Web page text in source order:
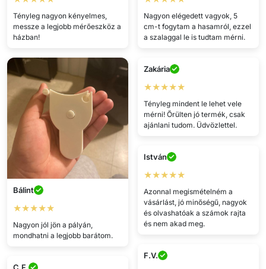
Tényleg nagyon kényelmes,
messze a legjobb mérőeszköz a
házban!
Nagyon elégedett vagyok, 5
cm-t fogytam a hasamról, ezzel
a szalaggal le is tudtam mérni.
Bálint
★★★★★
Nagyon jól jön a pályán,
mondhatni a legjobb barátom.
Zakária
★★★★★
Tényleg mindent le lehet vele
mérni! Őrülten jó termék, csak
ajánlani tudom. Üdvözlettel.
István
★★★★★
Azonnal megismételném a
vásárlást, jó minőségű, nagyok
és olvashatóak a számok rajta
és nem akad meg.
F.V.
C.F.